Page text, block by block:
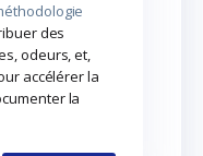
des
odeurs, et,
accélérer la
la